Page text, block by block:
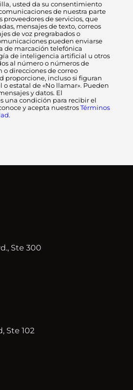
usted da su consentimiento
de nuestra parte
proveedores de servicios, que
mensajes de texto, correos
de voz pregrabados o
pueden enviarse
de marcación telefónica
de inteligencia artificial u otros
al número o números de
o direcciones de correo
proporcione, incluso si figuran
o estatal de «No llamar». Pueden
y datos. El
una condición para recibir el
y acepta nuestros Términos
Ste 300
Ste 102